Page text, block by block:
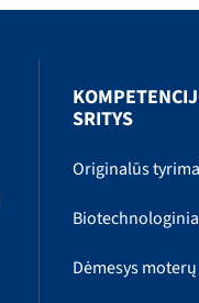
SRITYS
Originalūs
Dėmesys